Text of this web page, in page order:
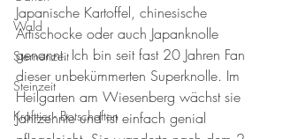
Wald
Sternenzeit
Steinzeit
Krafttier - Botschaften
Japanische Kartoffel, chinesische
Artischocke oder auch Japanknolle
genannt. Ich bin seit fast 20 Jahren Fan
dieser unbekümmerten Superknolle. Im
Heilgarten am Wiesenberg wächst sie
Jahrzehnte und ist einfach genial